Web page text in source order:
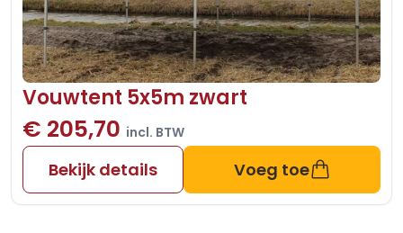
Vouwtent 5x5m zwart
€ 205,70 incl. BTW
Bekijk details Voeg toe